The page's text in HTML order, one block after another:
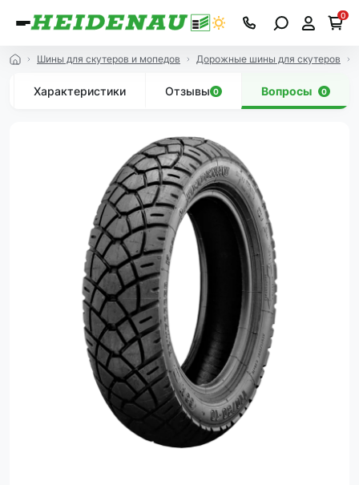
0
Шины для скутеров и мопедов Дорожные шины для скутеров
Характеристики Отзывы 0 Вопросы 0